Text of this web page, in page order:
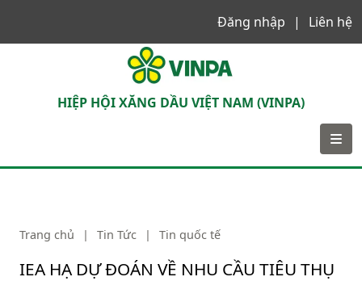
Đăng nhập
Liên hệ
HIỆP HỘI XĂNG DẦU VIỆT NAM (VINPA)
Trang chủ | Tin Tức | Tin quốc tế
IEA HẠ DỰ ĐOÁN VỀ NHU CẦU TIÊU THỤ